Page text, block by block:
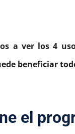
a ver los 4
beneficiar
el